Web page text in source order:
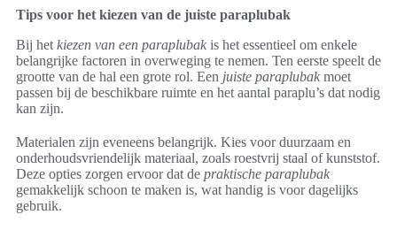
Tips voor het kiezen van de juiste paraplubak
Bij het kiezen van een paraplubak is het essentieel om enkele
belangrijke factoren in overweging te nemen. Ten eerste speelt de
grootte van de hal een grote rol. Een juiste paraplubak moet
passen bij de beschikbare ruimte en het aantal paraplu’s dat nodig
kan zijn.
Materialen zijn eveneens belangrijk. Kies voor duurzaam en
onderhoudsvriendelijk materiaal, zoals roestvrij staal of kunststof.
Deze opties zorgen ervoor dat de praktische paraplubak
gemakkelijk schoon te maken is, wat handig is voor dagelijks
gebruik.